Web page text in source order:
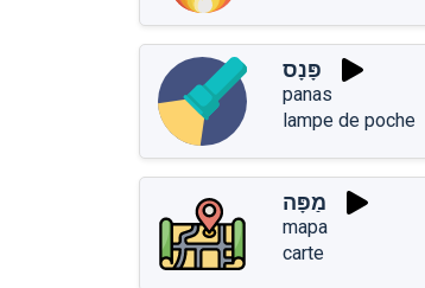
פָּנָס
panas
lampe de poche
מַפָּה
mapa
carte